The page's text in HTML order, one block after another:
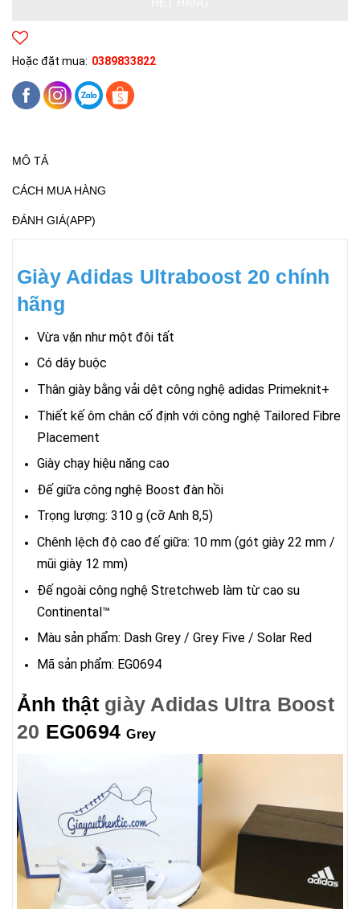
Hoặc đặt mua: 0389833822
MÔ TẢ
CÁCH MUA HÀNG
ĐÁNH GIÁ(APP)
Giày Adidas Ultraboost 20 chính
hãng
Vừa vặn như một đôi tất
Có dây buộc
Thân giày bằng vải dệt công nghệ adidas Primeknit+
Thiết kế ôm chân cố định với công nghệ Tailored Fibre
Placement
Giày chạy hiệu năng cao
Đế giữa công nghệ Boost đàn hồi
Trọng lượng: 310 g (cỡ Anh 8,5)
Chênh lệch độ cao đế giữa: 10 mm (gót giày 22 mm /
mũi giày 12 mm)
Đế ngoài công nghệ Stretchweb làm từ cao su
Continental™
Màu sản phẩm: Dash Grey / Grey Five / Solar Red
Mã sản phẩm: EG0694
Ảnh thật giày Adidas Ultra Boost
20 EG0694Grey